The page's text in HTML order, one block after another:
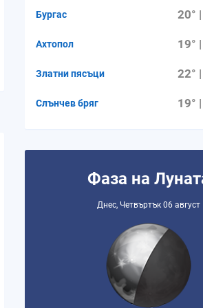
Бургас 20°
Ахтопол 19°
Златни пясъци 22°
Слънчев бряг 19°
Фаза на
Днес, Четвъртък 06 август